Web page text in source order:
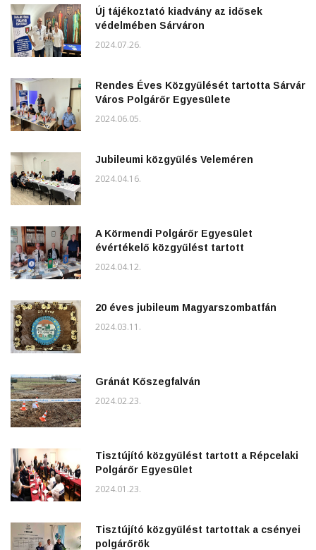
Új tájékoztató kiadvány az idősek
védelmében Sárváron
2024.07.26.
Rendes Éves Közgyűlését tartotta Sárvár
Város Polgárőr Egyesülete
2024.06.05.
Jubileumi közgyűlés Veleméren
2024.04.16.
A Körmendi Polgárőr Egyesület
évértékelő közgyűlést tartott
2024.04.12.
20 éves jubileum Magyarszombatfán
2024.03.11.
Gránát Kőszegfalván
2024.02.23.
Tisztújító közgyűlést tartott a Répcelaki
Polgárőr Egyesület
2024.01.23.
Tisztújító közgyűlést tartottak a csényei
polgárőrök